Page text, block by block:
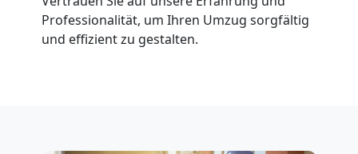
Professionalität, um Ihren Umzug sorgfältig
und effizient zu gestalten.
Umzug
Wiener